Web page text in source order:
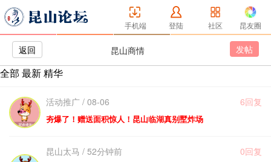
手机端 登陆 社区 昆友圈
返回 昆山商情 发帖
全部 最新精华
活动推广 / 08-06 6回复
夯爆了！赠送面积惊人！昆山临湖真别墅炸场
昆山太马 / 52分钟前 0回复